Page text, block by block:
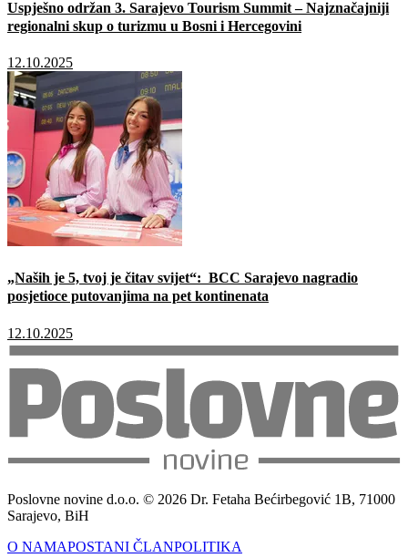
Uspješno održan 3. Sarajevo Tourism Summit – Najznačajniji
regionalni skup o turizmu u Bosni i Hercegovini
12.10.2025
„Naših je 5, tvoj je čitav svijet“: BCC Sarajevo nagradio
posjetioce putovanjima na pet kontinenata
12.10.2025
Poslovne novine d.o.o. © 2026 Dr. Fetaha Bećirbegović 1B, 71000
Sarajevo, BiH
O NAMAPOSTANI ČLANPOLITIKA